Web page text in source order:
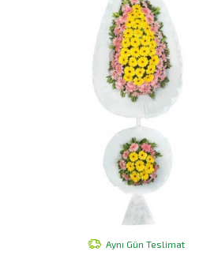
Aynı Gün Teslimat